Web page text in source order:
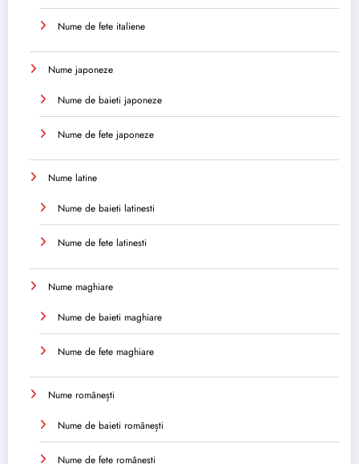
Nume de fete italiene
Nume japoneze
Nume de baieti japoneze
Nume de fete japoneze
Nume latine
Nume de baieti latinesti
Nume de fete latinesti
Nume maghiare
Nume de baieti maghiare
Nume de fete maghiare
Nume românești
Nume de baieti românești
Nume de fete românești